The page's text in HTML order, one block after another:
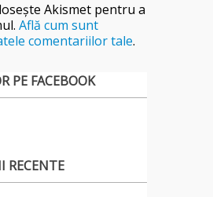
Akismet pentru a
Află cum sunt
comentariilor tale.
PE FACEBOOK
RECENTE